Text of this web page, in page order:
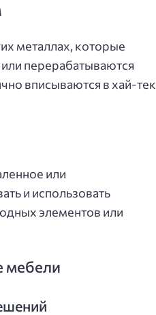
металлах, которые
перерабатываются
вписываются в хай-тек
или
и использовать
элементов или
мебели